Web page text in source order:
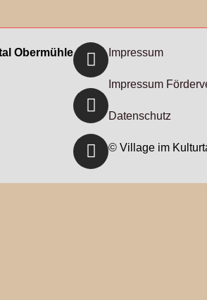
Obermühle Facebook
Youtube
Instagram
Impressum
Impressum
Datenschutz
© Village im